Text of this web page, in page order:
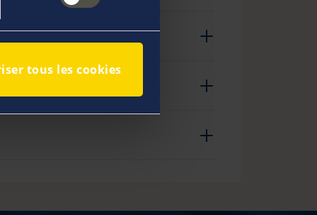
tous les cookies